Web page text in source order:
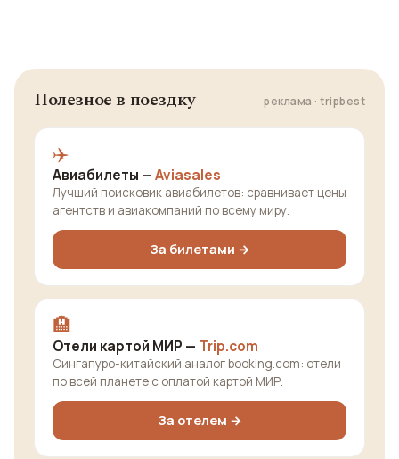
Полезное в поездку реклама · tripbest
✈️
Авиабилеты —Aviasales
Лучший поисковик авиабилетов: сравнивает цены
агентств и авиакомпаний по всему миру.
За билетами →
🏨
Отели картой МИР — Trip.com
Сингапуро-китайский аналог booking.com: отели
по всей планете с оплатой картой МИР.
За отелем →